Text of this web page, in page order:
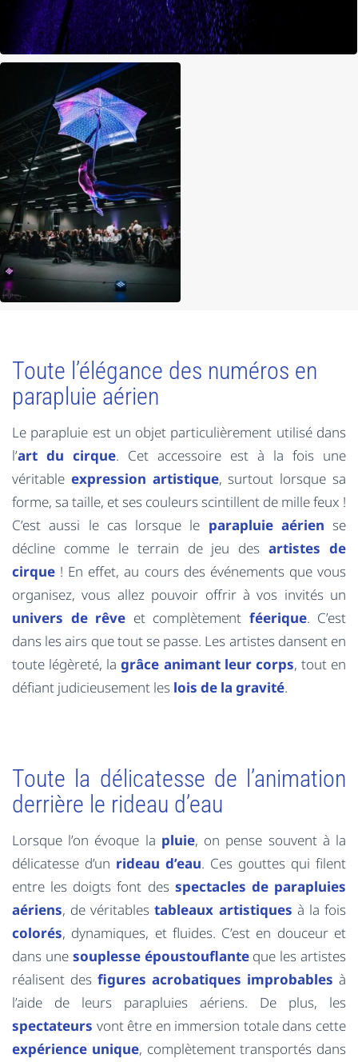
Toute l’élégance des numéros en
parapluie aérien
Le parapluie est un objet particulièrement utilisé dans
l’art du cirque. Cet accessoire est à la fois une
véritable expression artistique, surtout lorsque sa
forme, sa taille, et ses couleurs scintillent de mille feux !
C’est aussi le cas lorsque le parapluie aérien se
décline comme le terrain de jeu desartistes de
cirque ! En effet, au cours des événements que vous
organisez, vous allez pouvoir offrir à vos invités un
univers de rêve et complètement féerique. C’est
dans les airs que tout se passe. Les artistes dansent en
toute légèreté, lagrâce animant leur corps, tout en
défiant judicieusement les lois de la gravité.
Toute la délicatesse de l’animation
derrière le rideau d’eau
Lorsque l’on évoque la pluie, on pense souvent à la
délicatesse d’un rideau d’eau. Ces gouttes qui filent
entre les doigts font des spectacles de parapluies
aériens, de véritablestableaux artistiques à la fois
colorés, dynamiques, et fluides. C’est en douceur et
dans une souplesse époustouflanteque les artistes
réalisent des figures acrobatiques improbables à
l’aide de leurs parapluies aériens. De plus, les
spectateurs vont être en immersion totale dans cette
expérience unique, complètement transportés dans